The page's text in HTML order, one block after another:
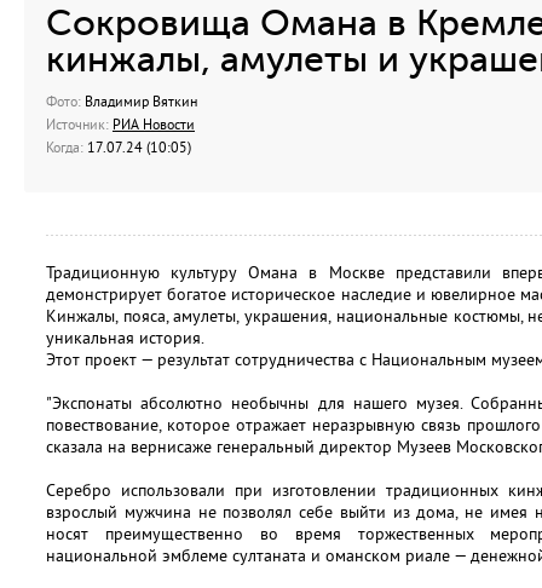
Сокровища Омана в
кинжалы, амулеты и
Фото: Владимир Вяткин
Источник: РИА Новости
Когда: 17.07.24 (10:05)
Традиционную культуру Омана в Москве представили
демонстрирует богатое историческое наследие и ювелирное
Кинжалы, пояса, амулеты, украшения, национальные костюмы,
уникальная история.
Этот проект — результат сотрудничества с Национальным
"Экспонаты абсолютно необычны для нашего музея.
повествование, которое отражает неразрывную связь
сказала на вернисаже генеральный директор Музеев
Серебро использовали при изготовлении традиционных
взрослый мужчина не позволял себе выйти из дома, не имея
носят преимущественно во время торжественных
национальной эмблеме султаната и оманском риале —